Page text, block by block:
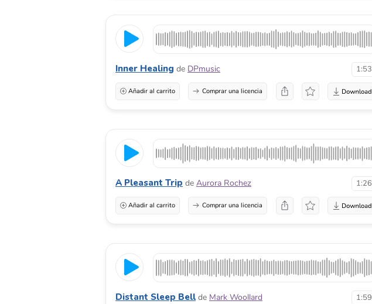
Inner Healing de DPmusic 1:53
Añadir al carrito Comprar una licencia
A Pleasant Trip de Aurora Rochez 1:26
Añadir al carrito Comprar una licencia
Distant Sleep Bell de Mark Woollard 1:59